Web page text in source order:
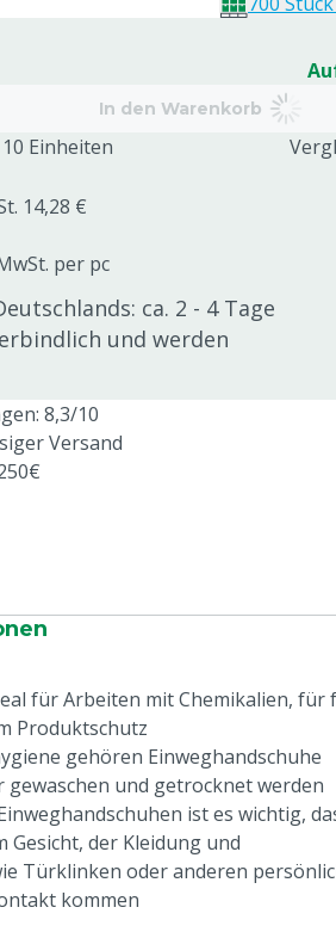
In den Warenkorb
10 Einheiten
14,28 €
per pc
ca. 2 - 4 Tage
und werden
8,3/10
Versand
für Arbeiten mit Chemikalien, für
Produktschutz
gehören Einweghandschuhe
gewaschen und getrocknet werden
ist es wichtig,
Gesicht, der Kleidung und
Türklinken oder anderen
kommen